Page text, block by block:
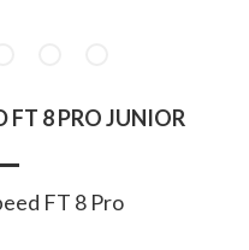
FT 8 PRO JUNIOR
FT 8 Pro